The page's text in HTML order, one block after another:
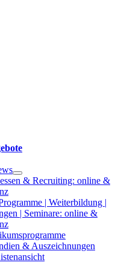
& Recruiting: online &
| Weiterbildung |
| Seminare: online &
& Auszeichnungen